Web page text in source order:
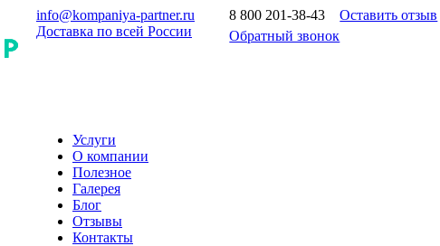
info@kompaniya-partner.ru
Доставка по всей России
8 800 201-38-43
Обратный звонок
Оставить отзыв
Услуги
О компании
Полезное
Галерея
Блог
Отзывы
Контакты